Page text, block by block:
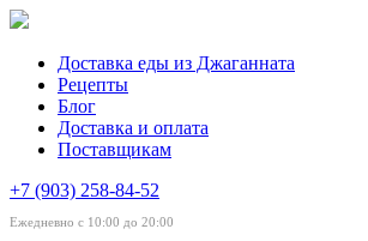
Доставка еды из Джаганната
Рецепты
Блог
Доставка и оплата
Поставщикам
+7 (903) 258-84-52
Ежедневно с 10:00 до 20:00